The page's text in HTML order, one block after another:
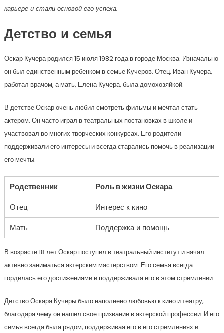
карьере и стали основой его успеха.
Детство и семья
Оскар Кучера родился 15 июля 1982 года в городе Москва. Изначально
он был единственным ребенком в семье Кучеров. Отец, Иван Кучера,
работал врачом, а мать, Елена Кучера, была домохозяйкой.
В детстве Оскар очень любил смотреть фильмы и мечтал стать
актером. Он часто играл в театральных постановках в школе и
участвовал во многих творческих конкурсах. Его родители
поддерживали его интересы и всегда старались помочь в реализации
его мечты.
Родственник
Роль в жизни Оскара
Отец
Интерес к кино
Мать
Поддержка и помощь
В возрасте 18 лет Оскар поступил в театральный институт и начал
активно заниматься актерским мастерством. Его семья всегда
гордилась его достижениями и поддерживала его в этом стремлении.
Детство Оскара Кучеры было наполнено любовью к кино и театру,
благодаря чему он нашел свое призвание в актерской профессии. И его
семья всегда была рядом, поддерживая его в его стремлениях и